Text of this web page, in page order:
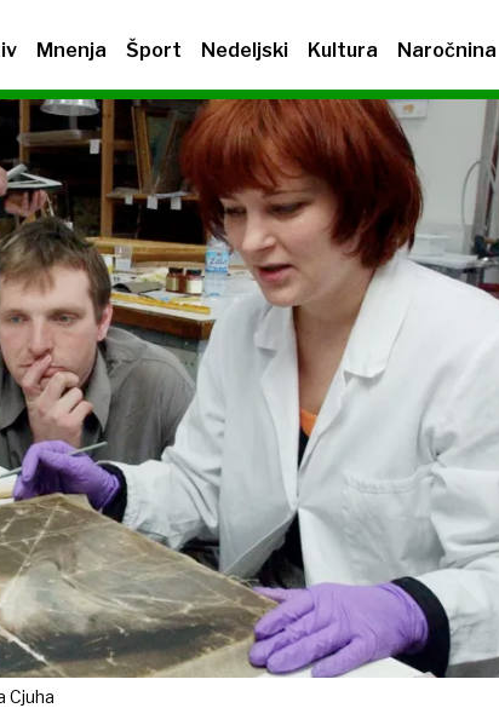
Mnenja Šport Nedeljski Kultura Naročnina
Cjuha